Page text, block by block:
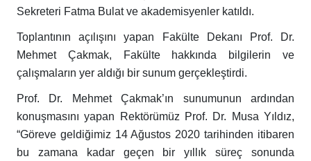
Sekreteri Fatma Bulat ve akademisyenler katıldı.
Toplantının açılışını yapan Fakülte Dekanı Prof. Dr.
Mehmet Çakmak, Fakülte hakkında bilgilerin ve
çalışmaların yer aldığı bir sunum gerçekleştirdi.
Prof. Dr. Mehmet Çakmak’ın sunumunun ardından
konuşmasını yapan Rektörümüz Prof. Dr. Musa Yıldız,
“Göreve geldiğimiz 14 Ağustos 2020 tarihinden itibaren
bu zamana kadar geçen bir yıllık süreç sonunda